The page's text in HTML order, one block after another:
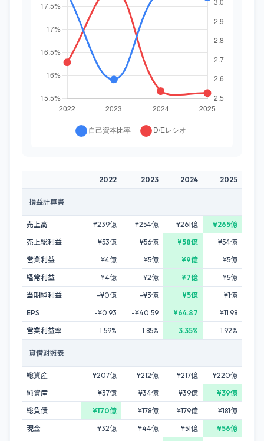
2022 2023 2024 2025
損益計算書
売上高 ¥239億 ¥254億 ¥261億
¥265億
売上総利益
¥53億 ¥56億 ¥58億
¥54億
営業利益
¥4億 ¥5億 ¥9億
¥5億
経常利益
¥4億 ¥2億 ¥7億
¥5億
当期純利益
-¥0億 -¥3億 ¥5億
¥1億
EPS
-¥0.93 -¥40.59 ¥64.87
¥11.98
営業利益率
1.59% 1.85% 3.35% 1.92%
貸借対照表
総資産 ¥207億 ¥212億 ¥217億
¥220億
純資産
¥37億 ¥34億 ¥39億
¥39億
総負債
¥170億 ¥178億 ¥179億
¥181億
現金
¥32億 ¥44億 ¥51億
¥56億